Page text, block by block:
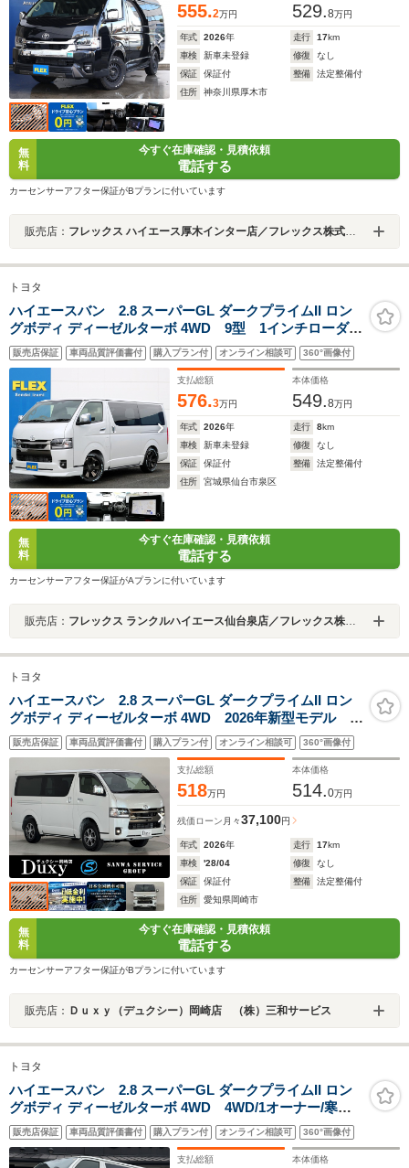
555.2万円 529.8万円
年式 2026年 走行 17km
車検
新車未登録 修復
なし
保証
保証付 整備
法定整備付
住所
神奈川県厚木市
無
料
今すぐ在庫確認・見積依頼
電話する
カーセンサーアフター保証がBプランに付いています
販売店： フレックス ハイエース厚木インター店／フレックス株式会社
トヨタ
ハイエースバン 2.8 スーパーGL ダークプライムII ロン
グボディ ディーゼルターボ 4WD 9型 1インチローダウ
ン ベッドキット DelfinoLineフロントスポイラー オー
バーフェンダー ラムダLEDテールランプ 8インチディ
スプレイオーディオ クルーズコントロール シートヒ
ーター 寒冷地仕様
販売店保証 車両品質評価書付 購入プラン付 オンライン相談可 360°画像付
支払総額
576.3万円
本体価格
549.8万円
年式 2026年 走行 8km
車検
新車未登録 修復
なし
保証
保証付 整備
法定整備付
住所
宮城県仙台市泉区
無
料
今すぐ在庫確認・見積依頼
電話する
カーセンサーアフター保証がAプランに付いています
販売店： フレックス ランクルハイエース仙台泉店／フレックス株式会社
トヨタ
ハイエースバン 2.8 スーパーGL ダークプライムII ロン
グボディ ディーゼルターボ 4WD 2026年新型モデル 専
用8インチコネクトナビ AppleCarPlay 15インチアル
ミホイール パノラミックビューモニター デジタルイ
ンナーミラー 両側パワースライドドア シートヒータ
ー LEDヘッドランプ 寒冷地仕様
販売店保証 車両品質評価書付 購入プラン付 オンライン相談可 360°画像付
支払総額
518万円
本体価格
514.0万円
残価ローン 月々37,100円
年式 2026年 走行 17km
車検
'28/04 修復
なし
保証
保証付 整備
法定整備付
住所
愛知県岡崎市
無
料
今すぐ在庫確認・見積依頼
電話する
カーセンサーアフター保証がBプランに付いています
販売店： Ｄｕｘｙ（デュクシー）岡崎店 （株）三和サービス
トヨタ
ハイエースバン 2.8 スーパーGL ダークプライムII ロン
グボディ ディーゼルターボ 4WD 4WD/1オーナー/寒冷
地仕様/両側パワスラ/ベッドキット/DEANアルミホイー
ル/ナビTV/全方位カメラ/デジタルインナーミラー/LEDヘ
ッド/コーナーセンサー/スマートキー/セーフティセンス/
販売店保証 車両品質評価書付 購入プラン付 オンライン相談可 360°画像付
支払総額 本体価格